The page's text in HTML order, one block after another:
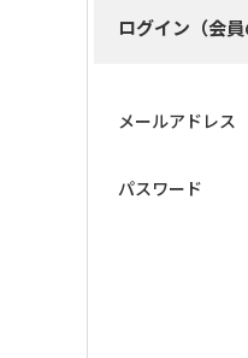
ログイン（会員
メールアドレス
パスワード